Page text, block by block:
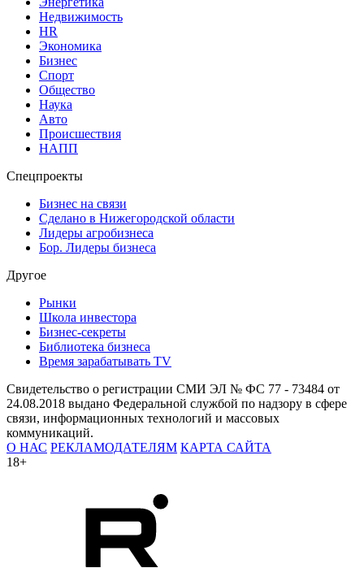
Недвижимость
HR
Экономика
Бизнес
Спорт
Общество
Наука
Авто
Происшествия
НАПП
Спецпроекты
Бизнес на связи
Сделано в Нижегородской области
Лидеры агробизнеса
Бор. Лидеры бизнеса
Другое
Рынки
Школа инвестора
Бизнес-секреты
Библиотека бизнеса
Время зарабатывать TV
Свидетельство о регистрации СМИ ЭЛ № ФС 77 - 73484 от
24.08.2018 выдано Федеральной службой по надзору в сфере
связи, информационных технологий и массовых
коммуникаций.
О НАС РЕКЛАМОДАТЕЛЯМ КАРТА САЙТА
18+